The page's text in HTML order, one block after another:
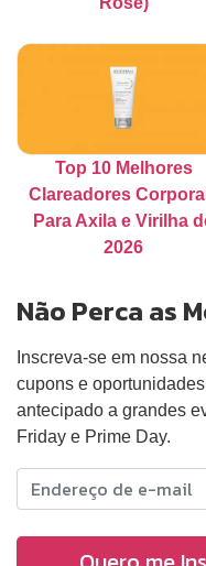
Top 10 Melhores
Clareadores
Para Axila e Virilha
2026
Não Perca as
Inscreva-se em nossa
cupons e
antecipado a grandes
Friday e Prime Day.